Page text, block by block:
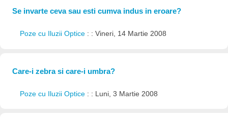
Se invarte ceva sau esti cumva indus in eroare?
Poze cu Iluzii Optice : : Vineri, 14 Martie 2008
Care-i zebra si care-i umbra?
Poze cu Iluzii Optice : : Luni, 3 Martie 2008